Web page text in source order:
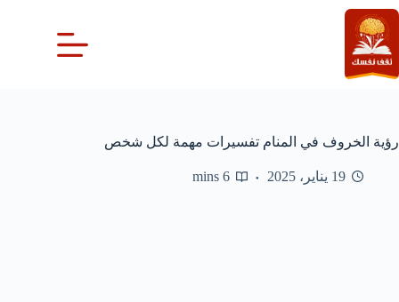
التجاوز
إلى
المحتوى
رؤية الخروف في المنام تفسيرات مهمة لكل شخص
19 يناير، 2025 6 mins